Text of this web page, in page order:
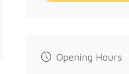
Opening Hours